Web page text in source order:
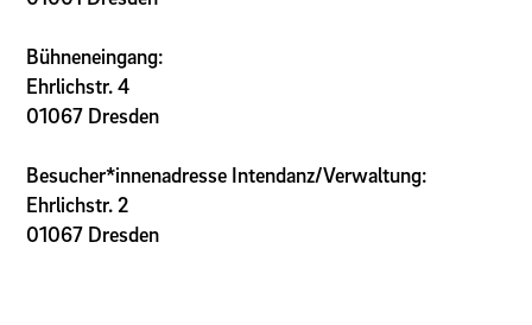
Bühneneingang:
Ehrlichstr. 4
01067 Dresden
Besucher*innenadresse Intendanz/Verwaltung:
Ehrlichstr. 2
01067 Dresden